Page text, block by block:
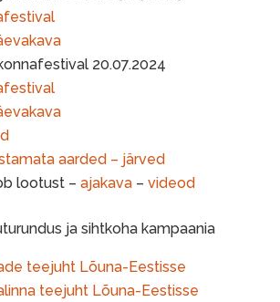
20.07.2024
aarded – järved
lootust – ajakava– videod
ja sihtkoha kampaania
teejuht Lõuna-Eestisse
teejuht Lõuna-Eestisse